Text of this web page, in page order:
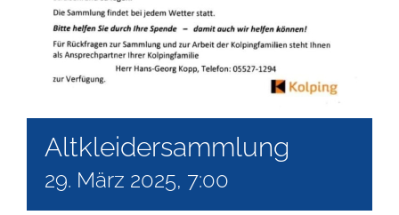
Altkleidersammlung
29. März 2025, 7:00